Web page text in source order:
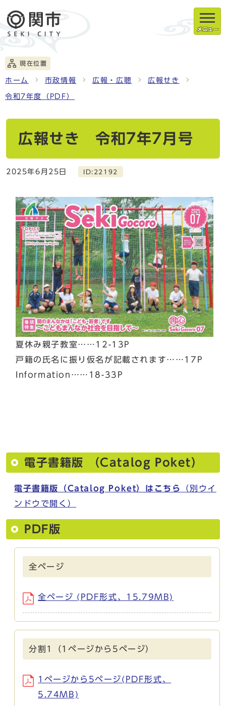
メニュー
現在位置
ホーム 市政情報 広報・広聴 広報せき
令和7年度（PDF）
広報せき 令和7年7月号
2025年6月25日 ID:22192
夏休み親子教室……12-13P
戸籍の氏名に振り仮名が記載されます……17P
Information……18-33P
電子書籍版 （Catalog Poket）
電子書籍版（Catalog Poket）はこちら
（別ウイ
ンドウで開く）
PDF版
全ページ
全ページ (PDF形式、15.79MB)
分割1（1ページから5ページ）
1ページから5ページ(PDF形式、
5.74MB)